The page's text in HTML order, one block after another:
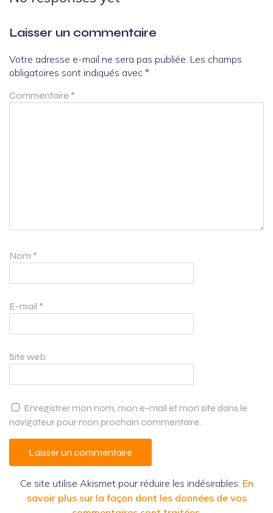
Laisser un commentaire
Votre adresse e-mail ne sera pas publiée. Les champs
obligatoires sont indiqués avec *
Commentaire *
Nom *
E-mail *
Site web
Enregistrer mon nom, mon e-mail et mon site dans le
navigateur pour mon prochain commentaire.
Ce site utilise Akismet pour réduire les indésirables. En
savoir plus sur la façon dont les données de vos